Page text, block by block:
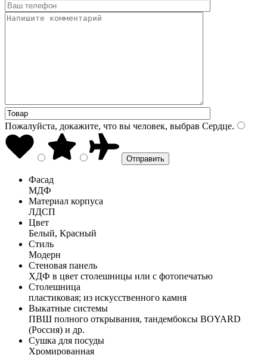
Пожалуйста, докажите, что вы человек, выбрав Сердце.
Фасад
МДФ
Материал корпуса
ЛДСП
Цвет
Белый, Красный
Стиль
Модерн
Стеновая панель
ХДФ в цвет столешницы или с фотопечатью
Столешница
пластиковая; из искусственного камня
Выкатные системы
ПВШ полного открывания, тандембоксы BOYARD
(Россия) и др.
Сушка для посуды
Хромированная